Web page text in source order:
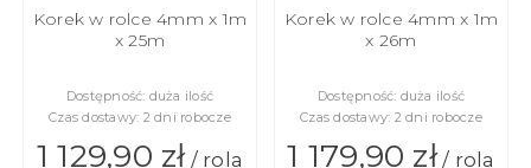
Korek w rolce 4mm x 1m
x 25m
Dostępność: duża ilość
Czas dostawy: 2 dni robocze
1 129,90 zł/ rola
Korek w rolce 4mm x 1m
x 26m
Dostępność: duża ilość
Czas dostawy: 2 dni robocze
1 179,90 zł/ rola